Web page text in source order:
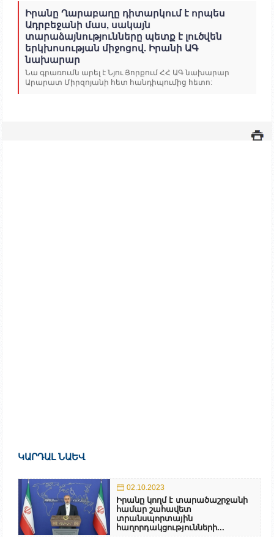
Իրանը Ղարաբաղը դիտարկում է որպես
Ադրբեջանի մաս, սակայն
տարաձայնությունները պետք է լուծվեն
երկխոսության միջոցով. Իրանի ԱԳ
նախարար
Նա գրառումն արել է Նյու Յորքում ՀՀ ԱԳ նախարար
Արարատ Միրզոյանի հետ հանդիպումից հետո:
ԿԱՐԴԱԼ ՆԱԵՎ
02.10.2023
Իրանը կողմ է տարածաշրջանի
համար շահավետ
տրանսպորտային
հաղորդակցությունների...